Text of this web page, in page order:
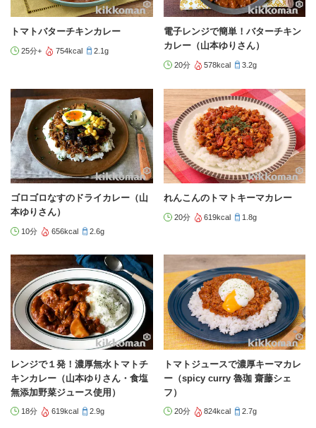
トマトバターチキンカレー
25分+ 754kcal 2.1g
電子レンジで簡単！バターチキン
カレー（山本ゆりさん）
20分 578kcal 3.2g
ゴロゴロなすのドライカレー（山
本ゆりさん）
10分 656kcal 2.6g
れんこんのトマトキーマカレー
20分 619kcal 1.8g
レンジで１発！濃厚無水トマトチ
キンカレー（山本ゆりさん・食塩
無添加野菜ジュース使用）
18分 619kcal 2.9g
トマトジュースで濃厚キーマカレ
ー（spicy curry 魯珈 齋藤シェ
フ）
20分 824kcal 2.7g